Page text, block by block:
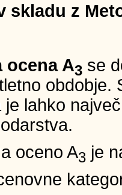
skladu z
ocena A3 se
obdobje.
je lahko
oceno A3 je